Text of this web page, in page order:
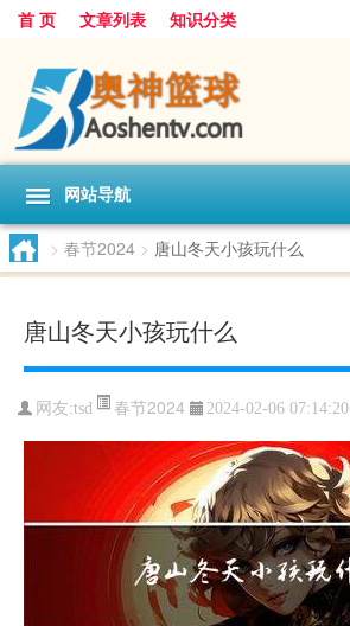
首 页 文章列表 知识分类
网站导航
> 春节2024 > 唐山冬天小孩玩什么
唐山冬天小孩玩什么
网友:tsd 春节2024 2024-02-06 07:14:20